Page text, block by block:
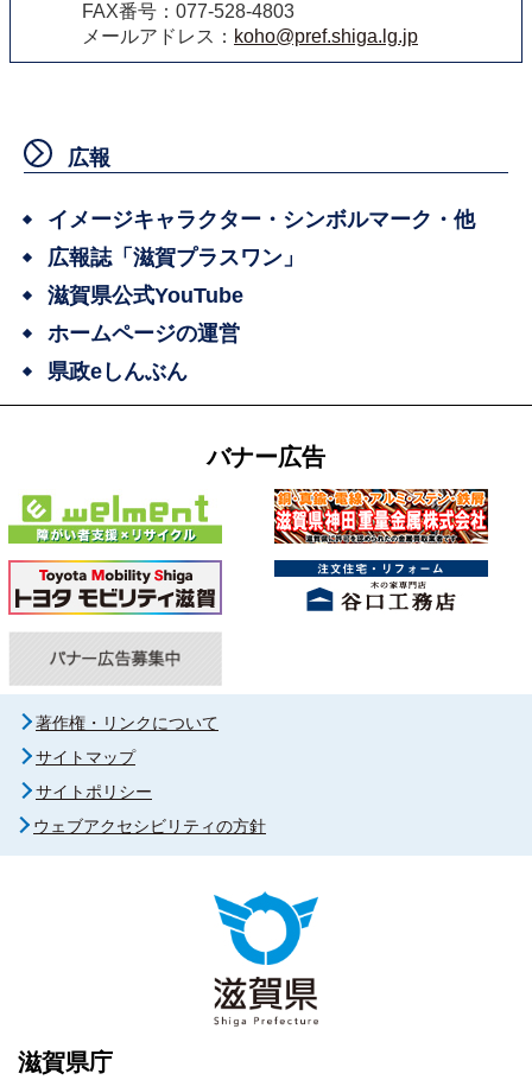
FAX番号：077-528-4803
メールアドレス： koho@pref.shiga.lg.jp
広報
イメージキャラクター・シンボルマーク・他
広報誌「滋賀プラスワン」
滋賀県公式YouTube
ホームページの運営
県政eしんぶん
バナー広告
著作権・リンクについて
サイトマップ
サイトポリシー
ウェブアクセシビリティの方針
滋賀県庁